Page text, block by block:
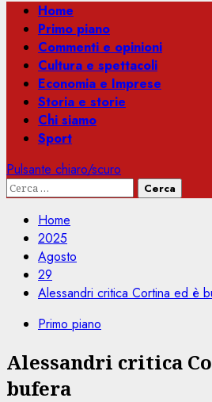
Menu
principale
Home
Primo piano
Commenti e opinioni
Cultura e spettacoli
Economia e Imprese
Storia e storie
Chi siamo
Sport
Pulsante chiaro/scuro
Ricerca
Home
2025
Agosto
29
Alessandri critica Cortina ed è
Primo piano
Alessandri critica
bufera